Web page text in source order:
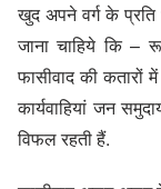
खुद अपने वर्ग के प्रति
जाना चाहिये कि –
फासीवाद की कतारों
कार्यवाहियां जन
विफल रहती हैं.